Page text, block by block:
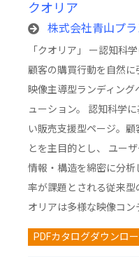
クオリア
株式会社青山プ
「クオリア」 ー認知科学
顧客の購買行動を自然
映像主導型ランディング
ューション。 認知科学
い販売支援型ページ。
とを主目的とし、 ユー
情報・構造を綿密に分
率が課題とされる従来型
オリアは多様な映像コン
PDFカタログダウンロ